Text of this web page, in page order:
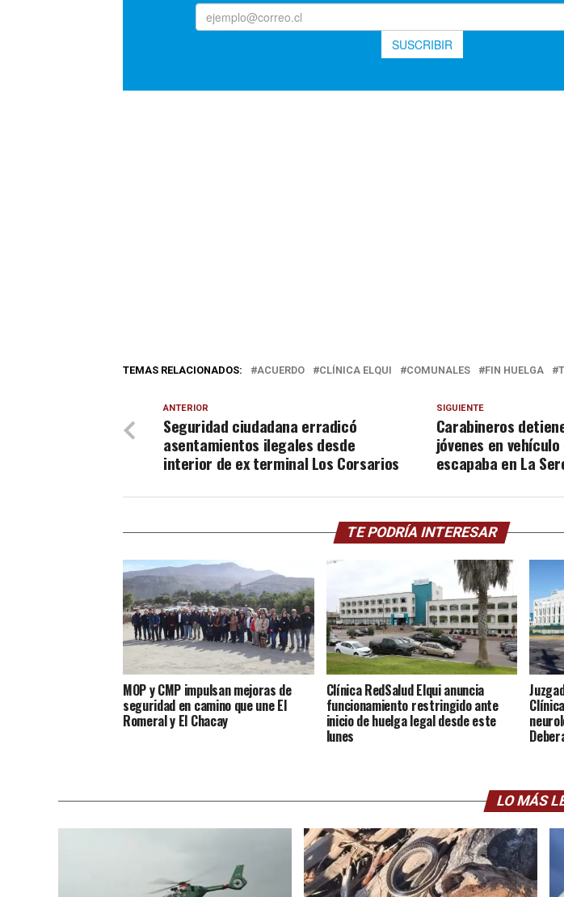
TEMAS RELACIONADOS: ACUERDO CLÍNICA ELQUI COMUNALES FIN HUELGA
SIGUIENTE
Carabineros
jóvenes en
escapaba en La
ANTERIOR
Seguridad ciudadana erradicó
asentamientos ilegales desde
interior de ex terminal Los Corsarios
TE PODRÍA INTERESAR
MOP y CMP impulsan mejoras de
seguridad en camino que une El
Romeral y El Chacay
Clínica RedSalud Elqui anuncia
funcionamiento restringido ante
inicio de huelga legal desde este
lunes
LO MÁS